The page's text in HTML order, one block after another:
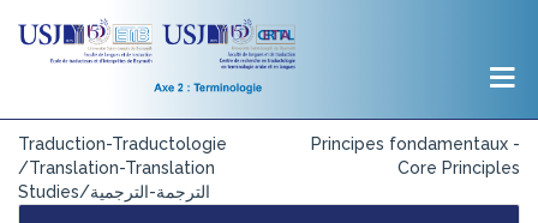
Traduction-Traductologie
/Translation-Translation
Studies/الترجمة-الترجمية
Principes fondamentaux -
Core Principles